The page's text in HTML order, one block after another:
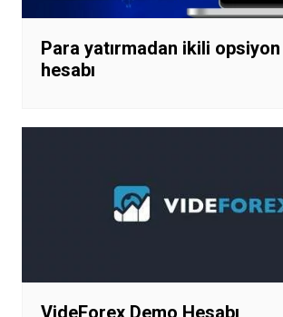
Para yatırmadan ikili
hesabı
VideForex Demo Hesabı